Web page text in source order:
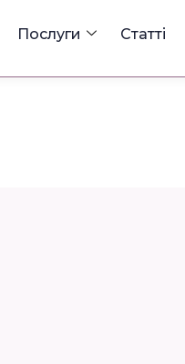
Послуги Статті